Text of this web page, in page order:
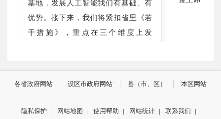
基地，发展人工智能我们有基础、有
优势。接下来，我们将紧扣省里《若
干措施》，重点在三个维度上发
云、福光等企业在人工智能领域发展
各省政府网站 设区市政府网站 县（市、区） 本区网站
隐私保护 | 网站地图 | 使用帮助 | 网站统计 | 联系我们 |